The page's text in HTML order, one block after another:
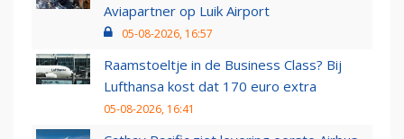
Aviapartner op Luik Airport
05-08-2026, 16:57
Raamstoeltje in de Business Class? Bij
Lufthansa kost dat 170 euro extra
05-08-2026, 16:41